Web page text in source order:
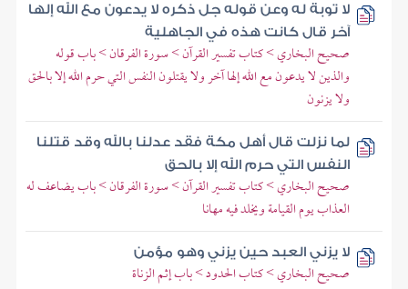
لا توبة له وعن قوله جل ذكره لا يدعون مع الله إلها
آخر قال كانت هذه في الجاهلية
صحيح البخاري > كتاب تفسير القرآن > سورة الفرقان > باب قوله
والذين لا يدعون مع الله إلها آخر ولا يقتلون النفس التي حرم الله إلا بالحق
ولا يزنون
لما نزلت قال أهل مكة فقد عدلنا بالله وقد قتلنا
النفس التي حرم الله إلا بالحق
صحيح البخاري > كتاب تفسير القرآن > سورة الفرقان > باب يضاعف له
العذاب يوم القيامة ويخلد فيه مهانا
لا يزني العبد حين يزني وهو مؤمن
صحيح البخاري > كتاب الحدود > باب إثم الزناة